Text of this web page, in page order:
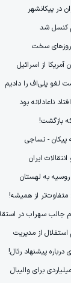
در پیکانشهر
کنسل شد
روزهای سخت
از اسرائیل
ناعادلانه بود
بازگشت!
پیکان - نساجی
ایران
به لهستان
متفاوت‌تر از همیشه!
جالب سهراب در
استقلال از مدیریت
پیشنهاد رئال!